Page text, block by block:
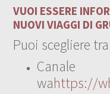
VUOI ESSERE
NUOVI VIAGGI DI
Puoi scegliere
Canale
wahttps://